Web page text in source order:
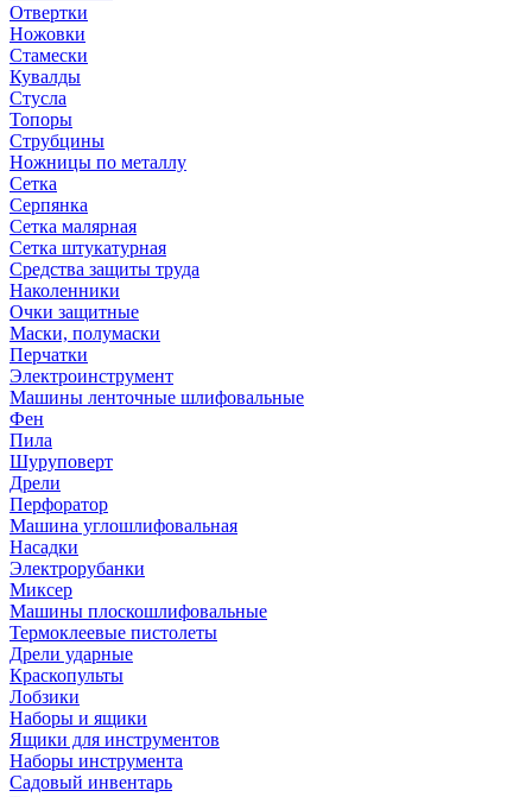
Отвертки
Ножовки
Стамески
Кувалды
Стусла
Топоры
Струбцины
Ножницы по металлу
Сетка
Серпянка
Сетка малярная
Сетка штукатурная
Средства защиты труда
Наколенники
Очки защитные
Маски, полумаски
Перчатки
Электроинструмент
Машины ленточные шлифовальные
Фен
Пила
Шуруповерт
Дрели
Перфоратор
Машина углошлифовальная
Насадки
Электрорубанки
Миксер
Машины плоскошлифовальные
Термоклеевые пистолеты
Дрели ударные
Краскопульты
Лобзики
Наборы и ящики
Ящики для инструментов
Наборы инструмента
Садовый инвентарь